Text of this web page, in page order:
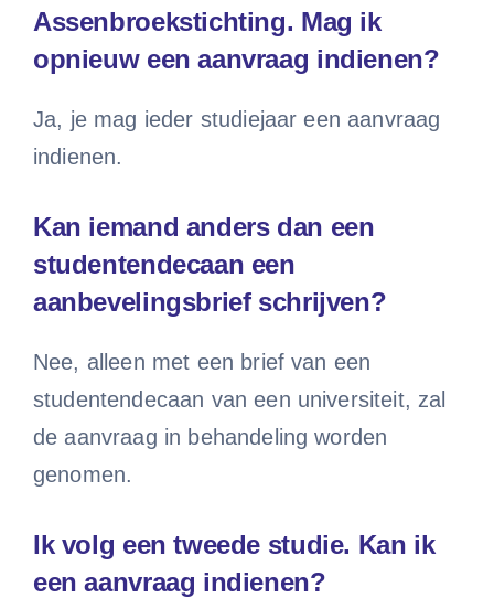
Assenbroekstichting. Mag ik
opnieuw een aanvraag indienen?
Ja, je mag ieder studiejaar een aanvraag
indienen.
Kan iemand anders dan een
studentendecaan een
aanbevelingsbrief schrijven?
Nee, alleen met een brief van een
studentendecaan van een universiteit, zal
de aanvraag in behandeling worden
genomen.
Ik volg een tweede studie. Kan ik
een aanvraag indienen?